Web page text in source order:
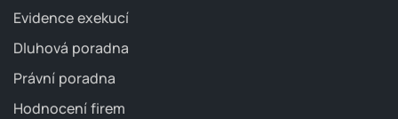
Evidence exekucí
Dluhová poradna
Právní poradna
Hodnocení firem